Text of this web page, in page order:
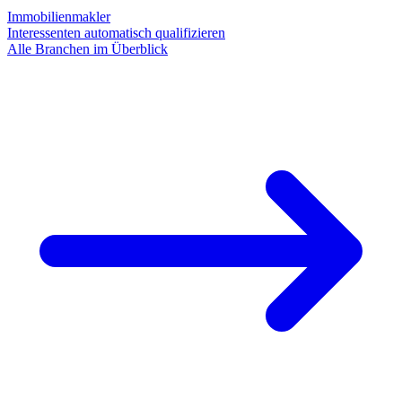
Immobilienmakler
Interessenten automatisch qualifizieren
Alle Branchen im Überblick